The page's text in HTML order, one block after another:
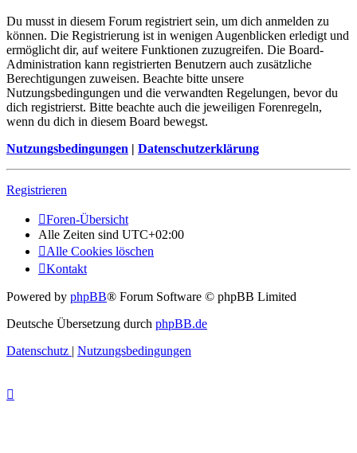
Du musst in diesem Forum registriert sein, um dich anmelden zu
können. Die Registrierung ist in wenigen Augenblicken erledigt und
ermöglicht dir, auf weitere Funktionen zuzugreifen. Die Board-
Administration kann registrierten Benutzern auch zusätzliche
Berechtigungen zuweisen. Beachte bitte unsere
Nutzungsbedingungen und die verwandten Regelungen, bevor du
dich registrierst. Bitte beachte auch die jeweiligen Forenregeln,
wenn du dich in diesem Board bewegst.
Nutzungsbedingungen | Datenschutzerklärung
Registrieren
Foren-Übersicht
Alle Zeiten sind UTC+02:00
Alle Cookies löschen
Kontakt
Powered by phpBB® Forum Software © phpBB Limited
Deutsche Übersetzung durch phpBB.de
Datenschutz | Nutzungsbedingungen